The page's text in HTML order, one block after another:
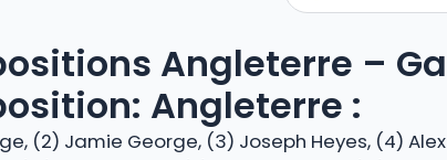
Angleterre –
Angleterre :
(2) Jamie George, (3) Joseph Heyes, (4)